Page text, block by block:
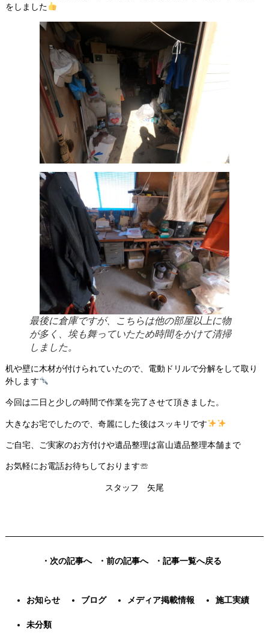
をしました
最後に倉庫ですが、こちらは他の部屋以上に物
が多く、埃も舞っていたため時間をかけて清掃
しました。
机や壁に木材が付けられていたので、電動ドリルで分解をして取り
外します
今回は二日と少しの時間で作業を完了させて頂きました。
大きなお宅でしたので、奇麗にした後はスッキリです
ご自宅、ご実家のお方付けや遺品整理は富山遺品整理本舗まで
お気軽にお電話お待ちしております☏
スタッフ 矢尾
・次の記事へ ・前の記事へ ・記事一覧へ戻る
お知らせ ブログ メディア掲載情報 施工実績
未分類